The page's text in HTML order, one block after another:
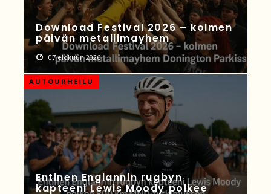
Download Festival 2026 – kolmen
päivän metallimayhem
07 elokuun 2026
AUTOURHEILU
Entinen Englannin rugbyn
kapteeni Lewis Moody polkee